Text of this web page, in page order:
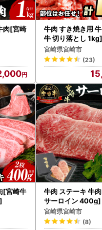
日祝日、GW、年末年始は休業
肉[宮崎
牛肉 すき焼き用
牛 切り落とし 1kg]
宮崎県宮崎市
(23)
[宮崎牛
牛肉 ステーキ 牛
サーロイン 400g]
宮崎県宮崎市
(8)